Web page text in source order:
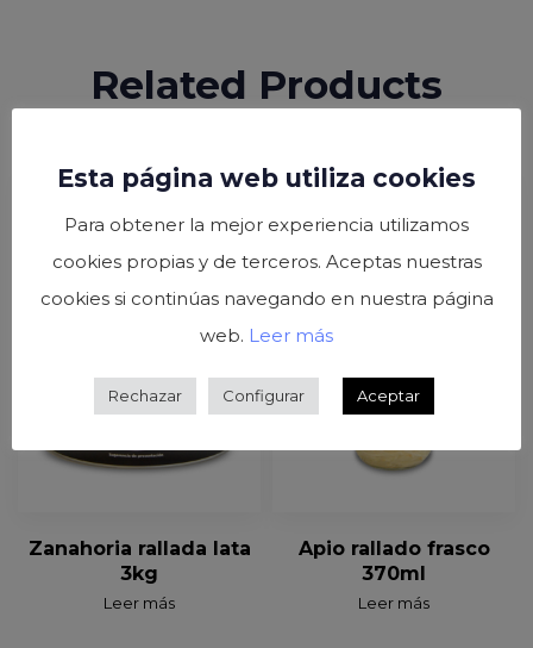
Related Products
Zanahoria rallada lata
3kg
Leer más
Apio rallado frasco
370ml
Leer más
Esta página web utiliza cookies
Para obtener la mejor experiencia utilizamos
cookies propias y de terceros. Aceptas nuestras
cookies si continúas navegando en nuestra página
web. Leer más
Rechazar Configurar Aceptar